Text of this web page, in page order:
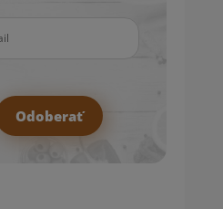
Odoberať